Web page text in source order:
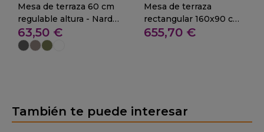
Mesa de terraza 60 cm
regulable altura - Nardi
SPRITZ
63,50 €
Mesa de terraza
rectangular 160x90 cm
82-Piave 160
655,70 €
También te puede interesar